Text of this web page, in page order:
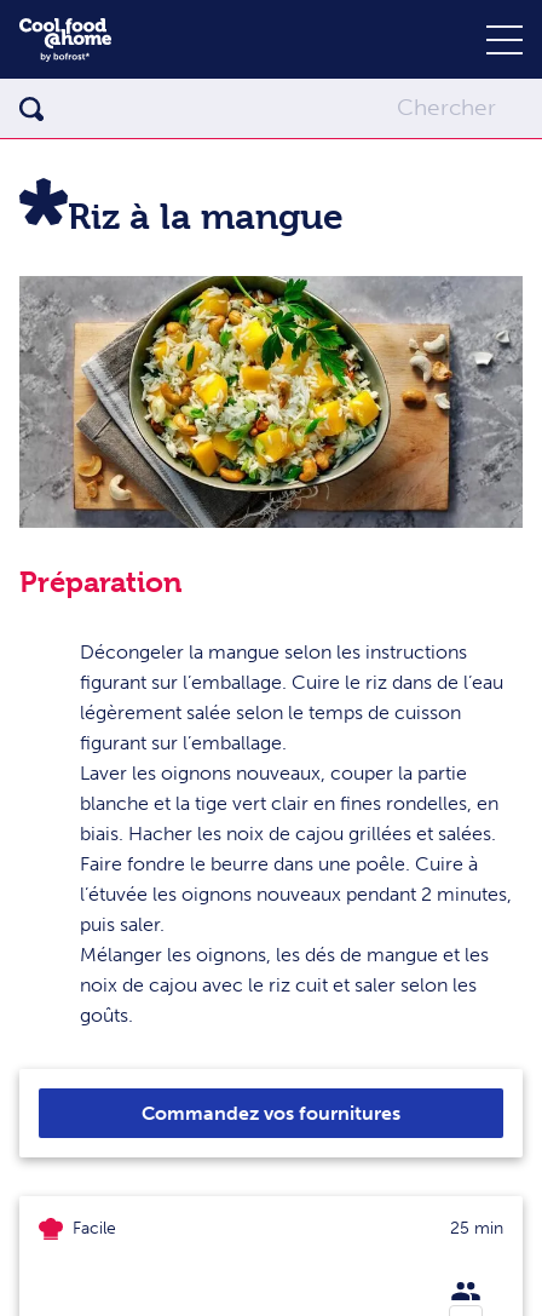
Riz à la mangue
Préparation
Décongeler la mangue selon les instructions
figurant sur l’emballage. Cuire le riz dans de l’eau
légèrement salée selon le temps de cuisson
figurant sur l’emballage.
Laver les oignons nouveaux, couper la partie
blanche et la tige vert clair en fines rondelles, en
biais. Hacher les noix de cajou grillées et salées.
Faire fondre le beurre dans une poêle. Cuire à
l’étuvée les oignons nouveaux pendant 2 minutes,
puis saler.
Mélanger les oignons, les dés de mangue et les
noix de cajou avec le riz cuit et saler selon les
goûts.
Commandez vos fournitures
Facile 25 min